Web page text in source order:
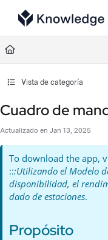
Documentation
Fetch the complete
Use this file to discover all
Vista de categoría
Cuadro de
Actualizado en Jan 13, 2025
To download the app,
:::Utilizando el Modelo
disponibilidad, el
dado de estaciones.
Propósito